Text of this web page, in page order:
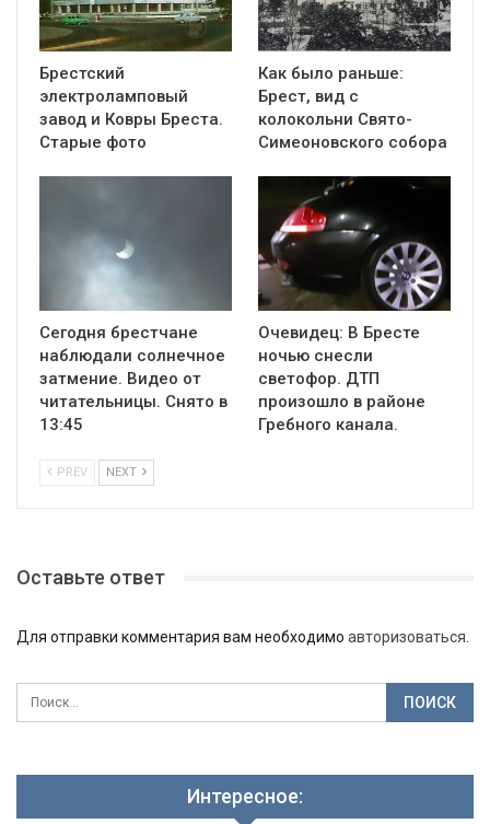
Брестский
электроламповый
завод и Ковры Бреста.
Старые фото
Как было раньше:
Брест, вид с
колокольни Cвято-
Симеоновского собора
Сегодня брестчане
наблюдали солнечное
затмение. Видео от
читательницы. Снято в
13:45
Очевидец: В Бресте
ночью снесли
светофор. ДТП
произошло в районе
Гребного канала.
PREV NEXT
Оставьте ответ
Для отправки комментария вам необходимо авторизоваться.
Интересное: